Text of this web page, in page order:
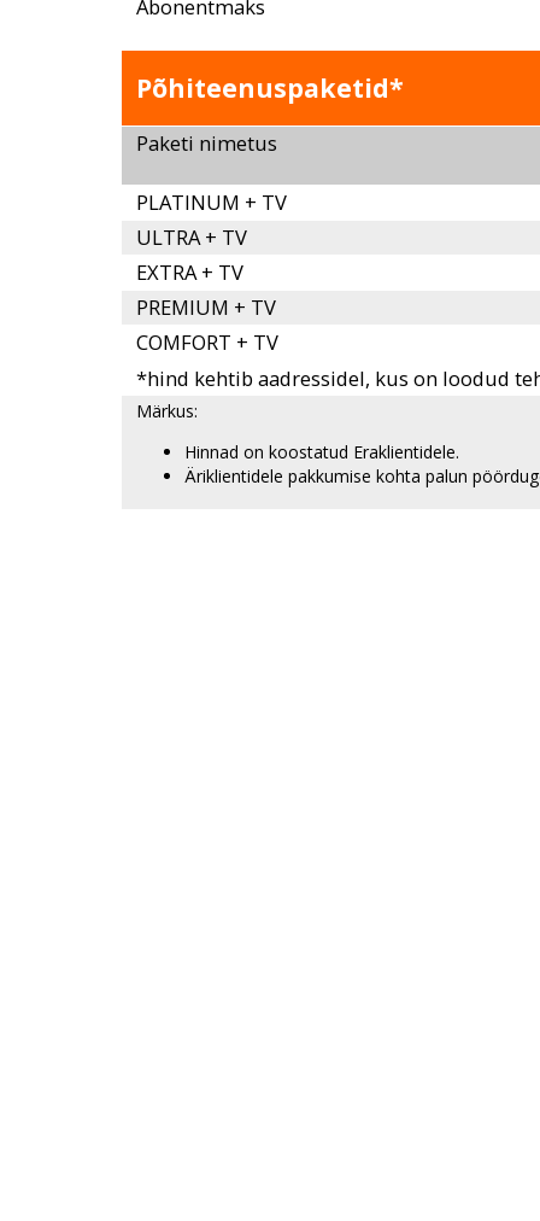
Abonentmaks
Põhiteenuspaketid*
Paketi nimetus
PLATINUM + TV
ULTRA + TV
EXTRA + TV
PREMIUM + TV
COMFORT + TV
*hind kehtib aadressidel, kus on loodud
Märkus:
Hinnad on koostatud Eraklientidele.
Äriklientidele pakkumise kohta palun